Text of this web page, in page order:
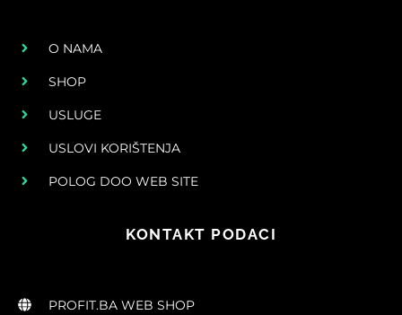
O NAMA
SHOP
USLUGE
USLOVI KORIŠTENJA
POLOG DOO WEB SITE
KONTAKT PODACI
PROFIT.BA WEB SHOP